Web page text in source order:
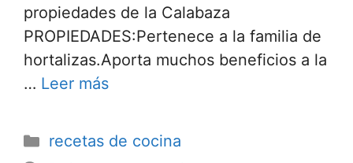
propiedades de la Calabaza
PROPIEDADES:Pertenece a la familia de
hortalizas.Aporta muchos beneficios a la
… Leer más
recetas de cocina